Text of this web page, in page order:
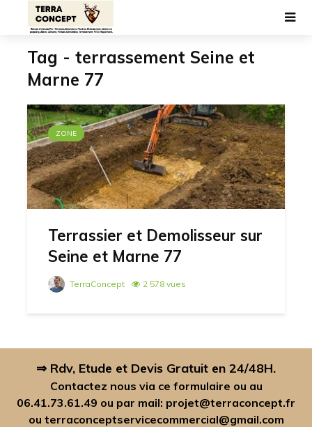
Tag - terrassement Seine et
Marne 77
ZONE
Terrassier et Demolisseur sur
Seine et Marne 77
TerraConcept 2 578 vues
⇒ Rdv, Etude et Devis Gratuit en 24/48H.
Contactez nous via ce formulaire ou au
06.41.73.61.49 ou par mail: projet@terraconcept.fr
ou terraconceptservicecommercial@gmail.com